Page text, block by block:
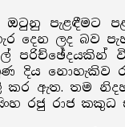
ඔටුනු පැළඳීමට
දෙන ලද බව
පරිච්ඡේදයකින්
දිය නොහැකිව
කර ඇත. තම
රජු රාජ